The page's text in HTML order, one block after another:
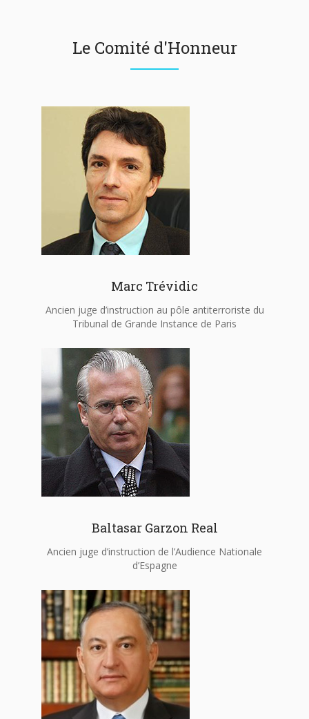
Le Comité d'Honneur
Marc Trévidic
Ancien juge d’instruction au pôle antiterroriste du
Tribunal de Grande Instance de Paris
Baltasar Garzon Real
Ancien juge d’instruction de l’Audience Nationale
d’Espagne